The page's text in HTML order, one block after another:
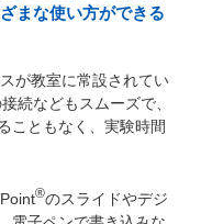
まな使い方ができる
が教室に常設されてい
続などもスムーズで、
こともなく、実験時間
®のスライドやデジ